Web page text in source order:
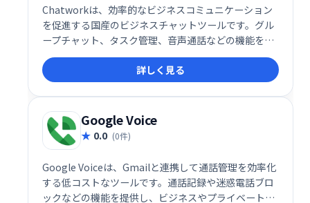
Chatworkは、効率的なビジネスコミュニケーション
を促進する国産のビジネスチャットツールです。グル
ープチャット、タスク管理、音声通話などの機能を備
え、小規模チームから大企業まで幅広くに対応してい
ます。SkypeやZoomに依存することなく、手軽に音
声やビデオ通話も行えます。
詳しく見る
Google Voice
0.0 (0件)
Google Voiceは、Gmailと連携して通話管理を効率化
する低コストなツールです。通話記録や迷惑電話ブロ
ックなどの機能を提供し、ビジネスやプライベートで